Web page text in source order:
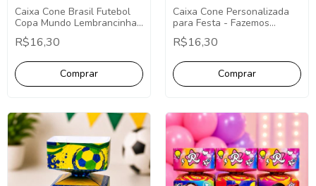
Caixa Cone Brasil Futebol
Copa Mundo Lembrancinhas
10 Unidades.
R$16,30
Caixa Cone Personalizada
para Festa - Fazemos
Qualquer Tema -
Lembrancinha
R$16,30